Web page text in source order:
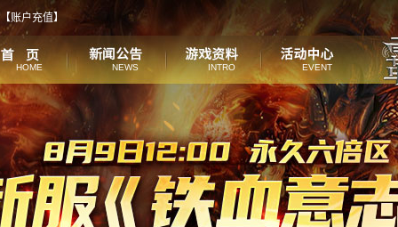
【账户充值】
HOME NEWS INTRO EVENT